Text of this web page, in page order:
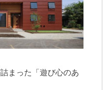
まった「遊び心のあ